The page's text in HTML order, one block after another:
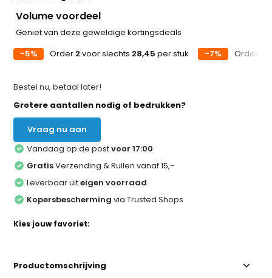
Volume voordeel
Geniet van deze geweldige kortingsdeals
-5%
Order 2 voor slechts 28,45 per stuk -7% Order
Bestel nu, betaal later!
Grotere aantallen nodig of bedrukken?
Vraag nu aan
Vandaag op de postvoor 17:00
GratisVerzending & Ruilen vanaf 15,-
Leverbaar uiteigen voorraad
Kopersbescherming via Trusted Shops
Kies jouw favoriet:
Productomschrijving